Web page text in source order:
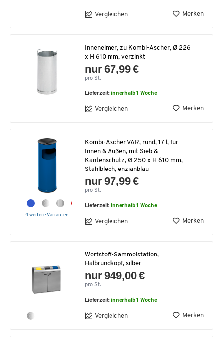
Vergleichen Merken
Inneneimer, zu Kombi-Ascher, Ø 226
x H 610 mm, verzinkt
nur 67,99 €
pro St.
Lieferzeit:innerhalb 1 Woche
Vergleichen Merken
4 weitere Varianten
Kombi-Ascher VAR, rund, 17 l, für
Innen & Außen, mit Sieb &
Kantenschutz, Ø 250 x H 610 mm,
Stahlblech, enzianblau
nur 97,99 €
pro St.
Lieferzeit:innerhalb 1 Woche
Vergleichen Merken
Wertstoff-Sammelstation,
Halbrundkopf, silber
nur 949,00 €
pro St.
Lieferzeit:innerhalb 1 Woche
Vergleichen Merken